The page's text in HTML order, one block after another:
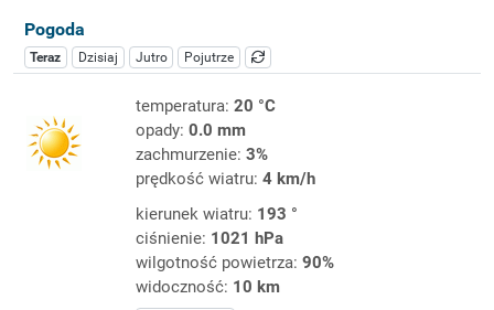
Pogoda
Teraz Dzisiaj Jutro Pojutrze
temperatura: 20 °C
opady: 0.0 mm
zachmurzenie: 3%
prędkość wiatru: 4 km/h
kierunek wiatru: 193 °
ciśnienie: 1021 hPa
wilgotność powietrza: 90%
widoczność: 10 km